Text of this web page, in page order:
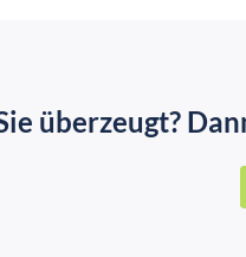
überzeugt?